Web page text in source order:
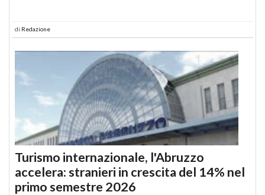
di Redazione
Turismo internazionale, l'Abruzzo
accelera: stranieri in crescita del 14% nel
primo semestre 2026